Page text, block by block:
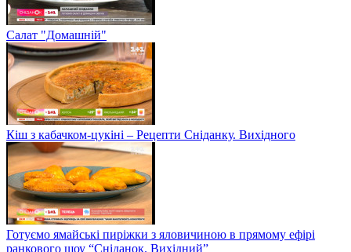
Салат "Домашній"
Кіш з кабачком-цукіні – Рецепти Сніданку. Вихідного
Готуємо ямайські пиріжки з яловичиною в прямому ефірі
ранкового шоу “Сніданок. Вихідний”